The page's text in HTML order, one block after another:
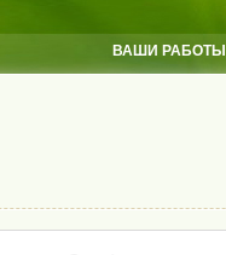
ВАШИ РАБОТЫ